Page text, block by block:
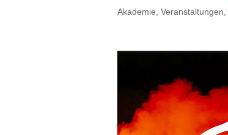
Akademie Veranstaltungen